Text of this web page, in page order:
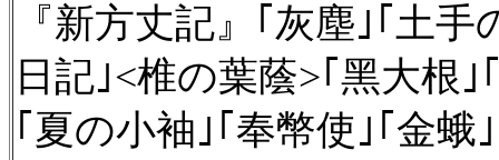
『新方丈記』｢灰塵｣｢土
日記｣<椎の葉蔭>｢黑大根
｢夏の小袖｣｢奉幣使｣｢金蛾